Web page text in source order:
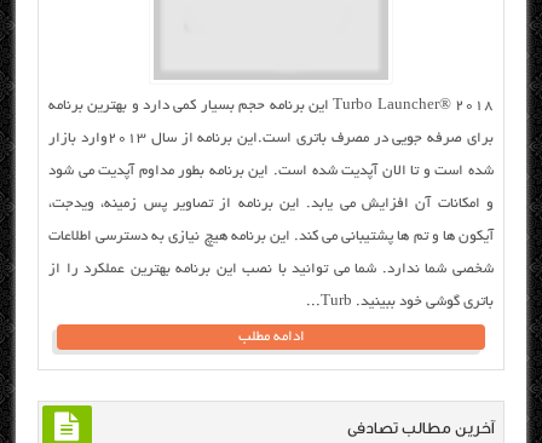
Turbo Launcher® ۲۰۱۸ این برنامه حجم بسیار کمی دارد و بهترین برنامه
برای صرفه جویی در مصرف باتری است.این برنامه از سال ۲۰۱۳وارد بازار
شده است و تا الان آپدیت شده است. این برنامه بطور مداوم آپدیت می شود
و امکانات آن افزایش می یابد. این برنامه از تصاویر پس زمینه، ویدجت،
آیکون ها و تم ها پشتیبانی می کند. این برنامه هیچ نیازی به دسترسی اطلاعات
شخصی شما ندارد. شما می توانید با نصب این برنامه بهترین عملکرد را از
باتری گوشی خود ببینید. Turb...
ادامه مطلب
آخرین مطالب تصادفی